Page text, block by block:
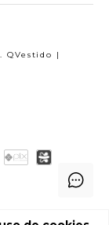
QVestido |